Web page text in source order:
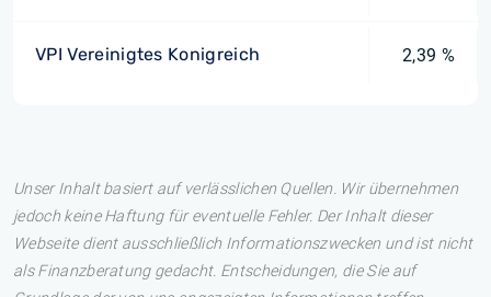
VPI Vereinigtes Konigreich 2,39 %
Unser Inhalt basiert auf verlässlichen Quellen. Wir übernehmen
jedoch keine Haftung für eventuelle Fehler. Der Inhalt dieser
Webseite dient ausschließlich Informationszwecken und ist nicht
als Finanzberatung gedacht. Entscheidungen, die Sie auf